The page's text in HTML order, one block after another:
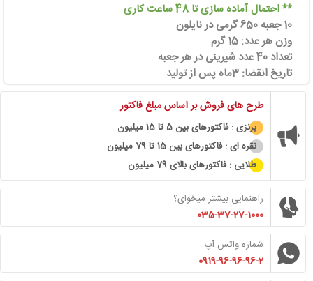
** احتمال آماده سازی تا 48 ساعت کاری
10 جعبه 650 گرمی در نایلون
وزن هر عدد: 15 گرم
تعداد 40 عدد شیرینی در هر جعبه
تاریخ انقضا: 3ماه پس از تولید
طرح های فروش بر اساس مبلغ فاکتور
برنزی : فاکتورهای بین 5 تا 15 میلیون
نقره ای : فاکتورهای بین 15 تا 79 میلیون
طلایی : فاکتورهای بالای 79 میلیون
راهنمایی بیشتر میخوای؟
035-37-27-1000
شماره واتس آپ
0919-96-96-96-2